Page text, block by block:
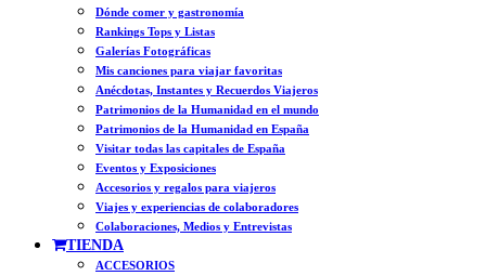
Dónde comer y gastronomía
Rankings Tops y Listas
Galerías Fotográficas
Mis canciones para viajar favoritas
Anécdotas, Instantes y Recuerdos Viajeros
Patrimonios de la Humanidad en el mundo
Patrimonios de la Humanidad en España
Visitar todas las capitales de España
Eventos y Exposiciones
Accesorios y regalos para viajeros
Viajes y experiencias de colaboradores
Colaboraciones, Medios y Entrevistas
TIENDA
ACCESORIOS